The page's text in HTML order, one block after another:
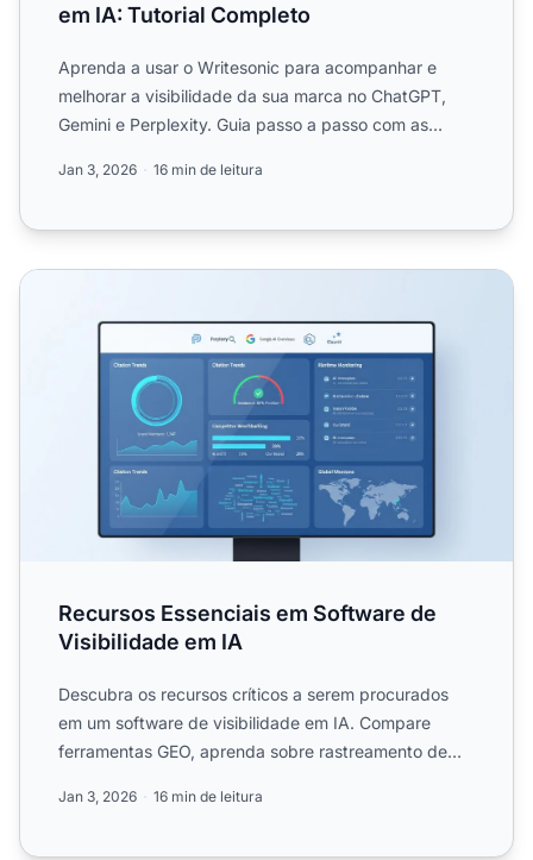
em IA: Tutorial Completo
Aprenda a usar o Writesonic para acompanhar e
melhorar a visibilidade da sua marca no ChatGPT,
Gemini e Perplexity. Guia passo a passo com as
Jan 3, 2026 16 min de leitura
Recursos Essenciais em Software de Visibilidade em IA
Recursos Essenciais em Software de
Visibilidade em IA
Descubra os recursos críticos a serem procurados
em um software de visibilidade em IA. Compare
ferramentas GEO, aprenda sobre rastreamento de
Jan 3, 2026 16 min de leitura